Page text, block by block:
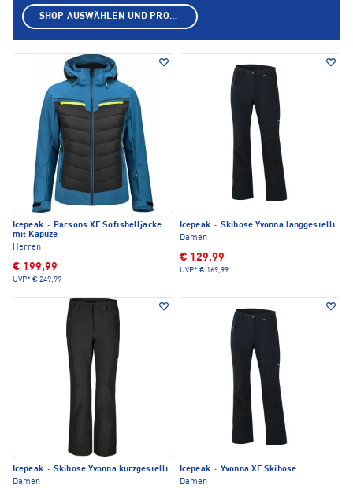
Icepeak · Parsons XF Softshelljacke
mit Kapuze
Herren
€ 199,99
UVP* € 249,99
Icepeak · Skihose Yvonna langgestellt
Damen
€ 129,99
UVP* € 169,99
Icepeak · Skihose Yvonna kurzgestellt
Damen
Icepeak · Yvonna XF Skihose
Damen
SHOP AUSWÄHLEN UND PRODUKTE ANZEIGEN